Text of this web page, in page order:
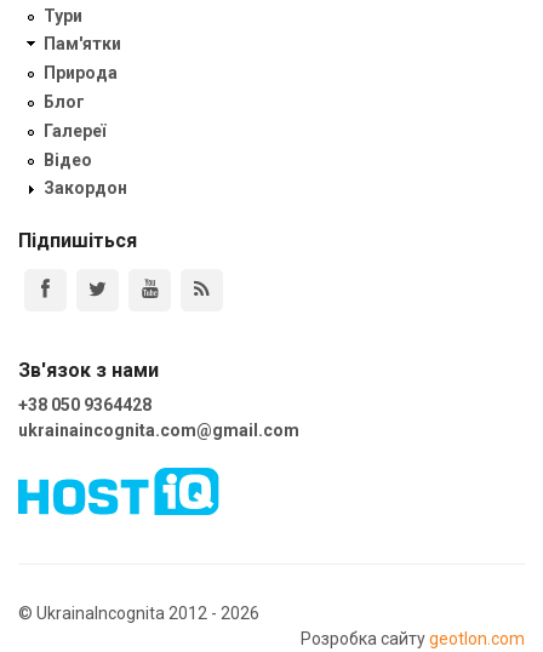
Тури
Пам'ятки
Природа
Блог
Галереї
Відео
Закордон
Підпишіться
Зв'язок з нами
+38 050 9364428
ukrainaincognita.com@gmail.com
© UkrainaIncognita 2012 - 2026
Розробка сайтуgeotlon.com